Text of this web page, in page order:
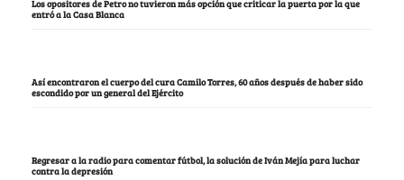
Los opositores de Petro no tuvieron más opción que criticar la puerta por la que
entró a la Casa Blanca
Así encontraron el cuerpo del cura Camilo Torres, 60 años después de haber sido
escondido por un general del Ejército
Regresar a la radio para comentar fútbol, la solución de Iván Mejía para luchar
contra la depresión